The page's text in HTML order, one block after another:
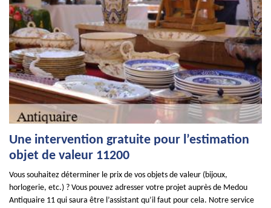
Une intervention gratuite pour l’estimation
objet de valeur 11200
Vous souhaitez déterminer le prix de vos objets de valeur (bijoux,
horlogerie, etc.) ? Vous pouvez adresser votre projet auprès de Medou
Antiquaire 11 qui saura être l’assistant qu’il faut pour cela. Notre service